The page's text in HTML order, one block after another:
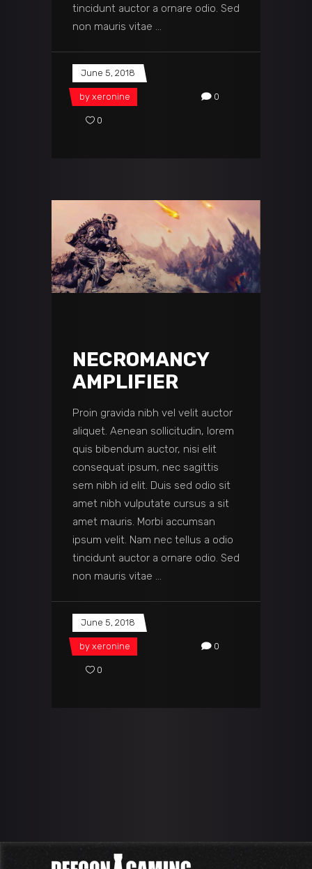
tincidunt auctor a ornare odio. Sed
non mauris vitae
June 5, 2018
by xeronine 0
0
NECROMANCY
AMPLIFIER
Proin gravida nibh vel velit auctor
aliquet. Aenean sollicitudin, lorem
quis bibendum auctor, nisi elit
consequat ipsum, nec sagittis
sem nibh id elit. Duis sed odio sit
amet nibh vulputate cursus a sit
amet mauris. Morbi accumsan
ipsum velit. Nam nec tellus a odio
tincidunt auctor a ornare odio. Sed
non mauris vitae
June 5, 2018
by xeronine 0
0